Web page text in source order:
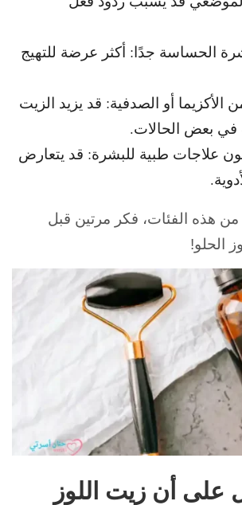
الحساسة جدًا: أكثر عرضة للتهيج
الأكزيما أو الصدفية: قد يزيد الزيت
في بعض الحالات.
علاجات طبية للبشرة: قد يتعارض
هذه الفئات، فكر مرتين قبل
الحلو!
على أن زيت اللوز